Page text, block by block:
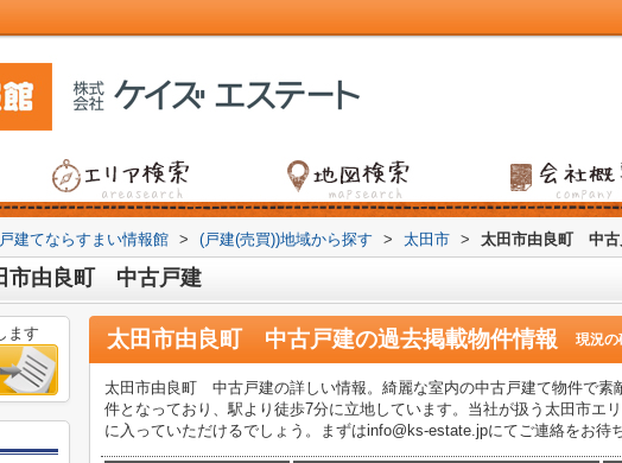
建てならすまい情報館 > (戸建(売買))地域から探す > 太田市 > 太田市由良町 中古
市由良町 中古戸建
太田市由良町 中古戸建の過去掲載物件情報 現況の
太田市由良町 中古戸建の詳しい情報。綺麗な室内の中古戸建て物件で素
件となっており、駅より徒歩7分に立地しています。当社が扱う太田市エ
に入っていただけるでしょう。まずはinfo@ks-estate.jpにてご連絡をお待
ます